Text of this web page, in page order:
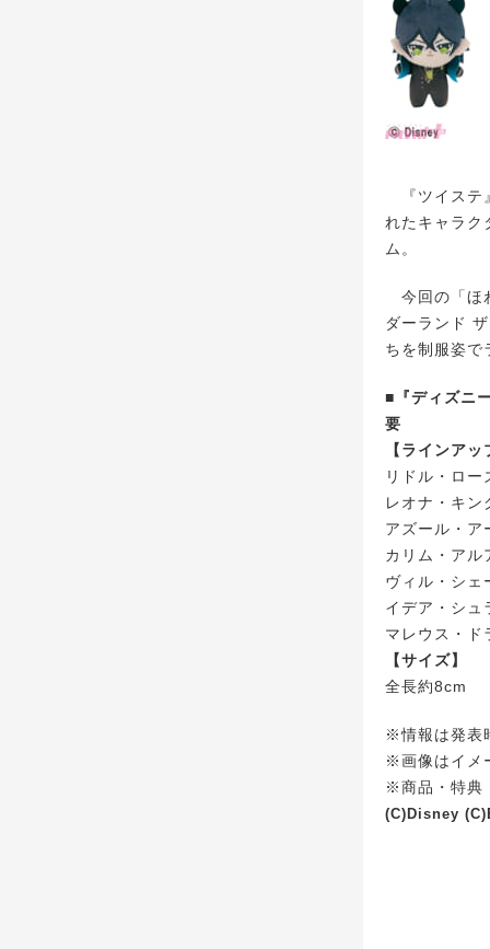
『ツイステ
れたキャラク
ム。
今回の「ほ
ダーランド
ちを制服姿で
■『ディズニ
要
【ラインア
リドル・ロー
レオナ・キン
アズール・ア
カリム・アル
ヴィル・シェ
イデア・シュ
マレウス・ド
【サイズ】
全長約8cm
※情報は発表
※画像はイメ
※商品・特典
(C)Disney